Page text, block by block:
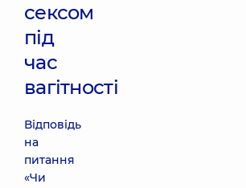
сексом
під
час
вагітності
Відповідь
на
питання
«Чи